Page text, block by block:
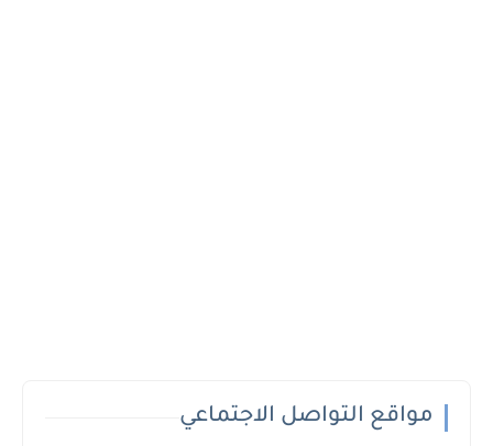
مواقع التواصل الاجتماعي